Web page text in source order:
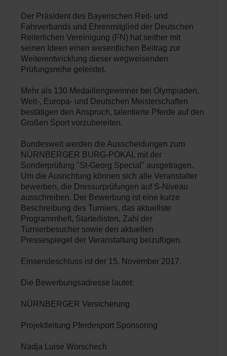
Der Präsident des Bayerischen Reit- und
Fahrverbands und Ehrenmitglied der Deutschen
Reiterlichen Vereinigung (FN) hat seither mit
seinen Ideen einen wesentlichen Beitrag zur
Weiterentwicklung dieser wegweisenden
Prüfungsreihe geleistet.
Mehr als 130 Medaillengewinner bei Olympiaden,
Welt-, Europa- und Deutschen Meisterschaften
bestätigen den Anspruch, talentierte Pferde auf den
Großen Sport vorzubereiten.
Bundesweit werden die Ausscheidungen zum
NÜRNBERGER BURG-POKAL mit der
Sonderprüfung "St-Georg Special" ausgetragen.
Um die Ausrichtung können sich alle Veranstalter
bewerben, die Dressurprüfungen auf S-Niveau
ausschreiben. Der Bewerbung ist eine kurze
Beschreibung des Turniers, das aktuellste
Programmheft, Starterlisten, Zahl der
Turnierbesucher sowie den aktuellen
Pressespiegel der Veranstaltung beizufügen.
Einsendeschluss ist der 15. November 2017.
Die Bewerbungsadresse lautet:
NÜRNBERGER Versicherung
Projektleitung Pferdesport Sponsoring
Nadja Luise Worschech